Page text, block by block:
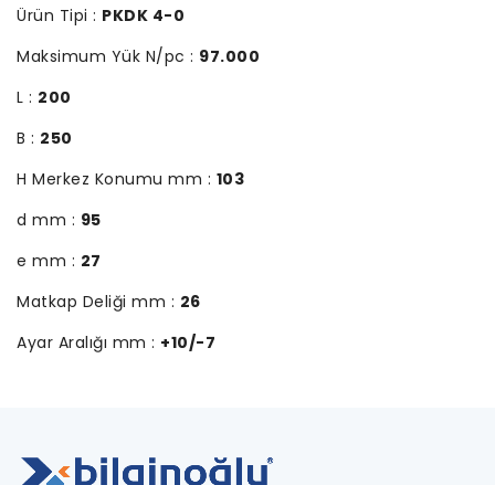
Ürün Tipi : PKDK 4-0
Maksimum Yük N/pc : 97.000
L : 200
B : 250
H Merkez Konumu mm : 103
d mm : 95
e mm : 27
Matkap Deliği mm : 26
Ayar Aralığı mm : +10/-7